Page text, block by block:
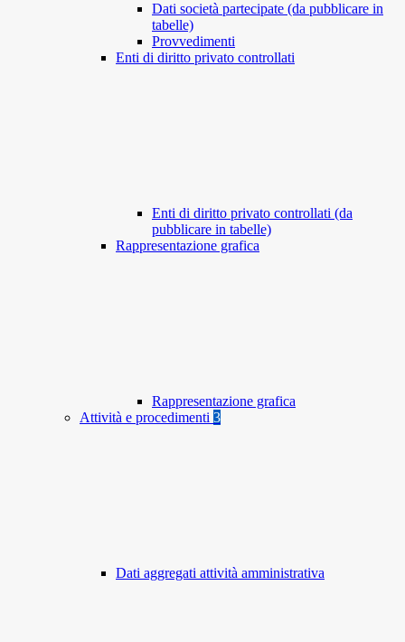
Dati società partecipate (da pubblicare in
tabelle)
Provvedimenti
Enti di diritto privato controllati
Enti di diritto privato controllati (da
pubblicare in tabelle)
Rappresentazione grafica
Rappresentazione grafica
Attività e procedimenti 3
Dati aggregati attività amministrativa